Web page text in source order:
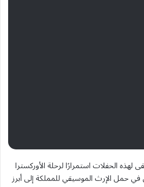
لهذه الحفلات استمرارًا لرحلة الأوركسترا
في حمل الإرث الموسيقي للمملكة إلى أبرز